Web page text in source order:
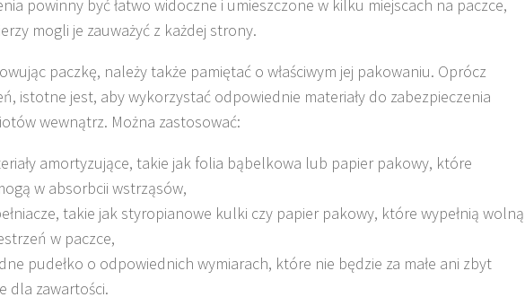
powinny być łatwo widoczne i umieszczone w kilku miejscach na paczce,
mogli je zauważyć z każdej strony.
paczkę, należy także pamiętać o właściwym jej pakowaniu. Oprócz
istotne jest, aby wykorzystać odpowiednie materiały do zabezpieczenia
wewnątrz. Można zastosować:
amortyzujące, takie jak folia bąbelkowa lub papier pakowy, które
w absorbcii wstrząsów,
takie jak styropianowe kulki czy papier pakowy, które wypełnią wolną
w paczce,
pudełko o odpowiednich wymiarach, które nie będzie za małe ani zbyt
dla zawartości.